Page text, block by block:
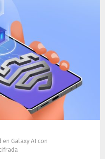
Galaxy AI con